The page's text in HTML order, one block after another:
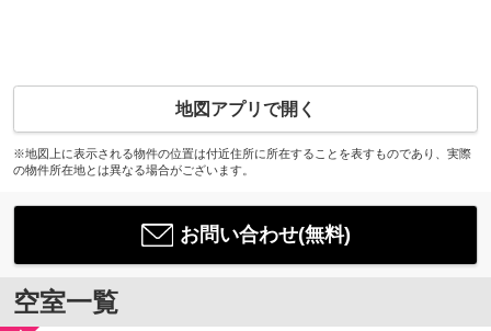
地図アプリで開く
※地図上に表示される物件の位置は付近住所に所在することを表すものであり、実際
の物件所在地とは異なる場合がございます。
お問い合わせ(無料)
空室一覧